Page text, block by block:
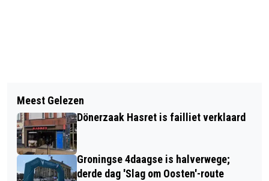
OMMELANDER MARKT BIJ
WINKELCENTRUM BEREN ZATERDAG
ALLERGENENWAARSCHUWINGEN
VANUIT AH EN LIDL
Meest Gelezen
Dönerzaak Hasret is failliet verklaard
Groningse 4daagse is halverwege;
derde dag 'Slag om Oosten'-route